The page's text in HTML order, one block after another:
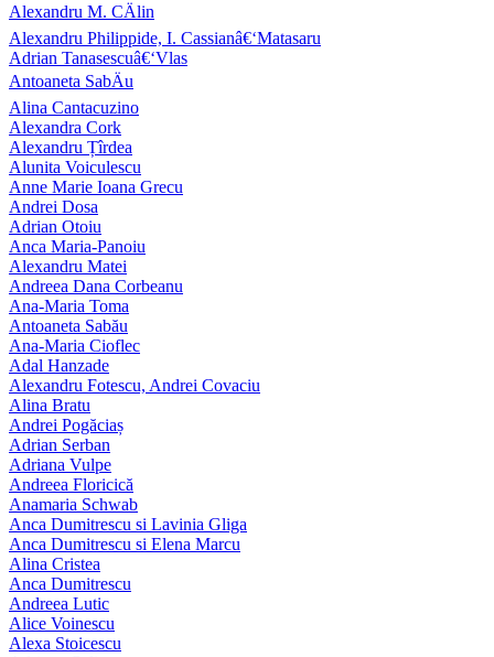
Alexandru M. CÄlin
Alexandru Philippide, I. Cassianâ€‘Matasaru
Adrian Tanasescuâ€‘Vlas
Antoaneta SabÄu
Alina Cantacuzino
Alexandra Cork
Alexandru Țîrdea
Alunita Voiculescu
Anne Marie Ioana Grecu
Andrei Dosa
Adrian Otoiu
Anca Maria-Panoiu
Alexandru Matei
Andreea Dana Corbeanu
Ana-Maria Toma
Antoaneta Sabău
Ana-Maria Cioflec
Adal Hanzade
Alexandru Fotescu, Andrei Covaciu
Alina Bratu
Andrei Pogăciaș
Adrian Serban
Adriana Vulpe
Andreea Floricică
Anamaria Schwab
Anca Dumitrescu si Lavinia Gliga
Anca Dumitrescu si Elena Marcu
Alina Cristea
Anca Dumitrescu
Andreea Lutic
Alice Voinescu
Alexa Stoicescu